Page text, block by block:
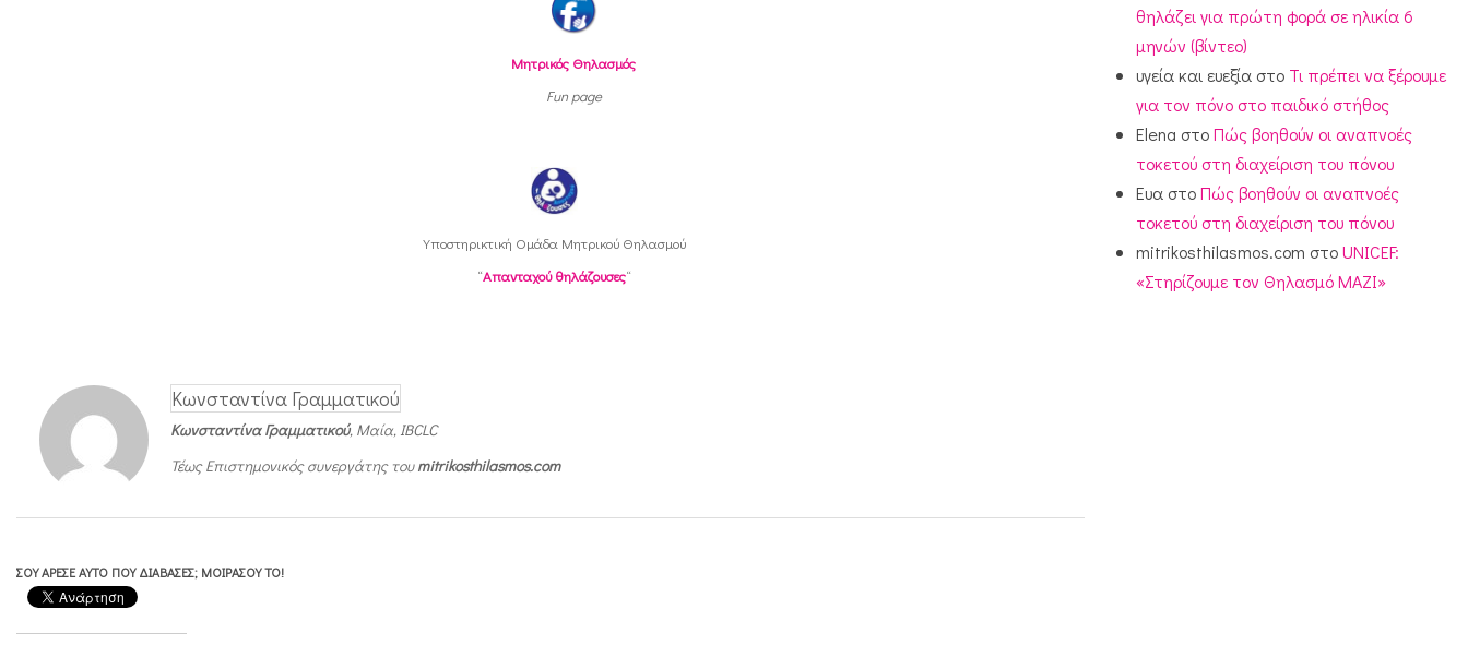
Μητρικός Θηλασμός
Fun page
Υποστηρικτική Oμάδα Μητρικού Θηλασμού
“Απανταχού θηλάζουσες“
Κωνσταντίνα Γραμματικού
Κωνσταντίνα Γραμματικού, Μαία, IBCLC
Τέως Επιστημονικός συνεργάτης τουmitrikosthilasmos.com
ΣΟΥ ΆΡΕΣΕ ΑΥΤΌ ΠΟΥ ΔΙΆΒΑΣΕΣ; ΜΟΙΡΆΣΟΥ ΤΟ!
θηλάζει για πρώτη φορά σε ηλικία 6
μηνών (βίντεο)
υγεία και ευεξία στο Τι πρέπει να ξέρουμε
για τον πόνο στο παιδικό στήθος
Elena στοΠώς βοηθούν οι αναπνοές
τοκετού στη διαχείριση του πόνου
Ευα στοΠώς βοηθούν οι αναπνοές
τοκετού στη διαχείριση του πόνου
mitrikosthilasmos.com στοUNICEF:
«Στηρίζουμε τον Θηλασμό ΜΑΖΙ»